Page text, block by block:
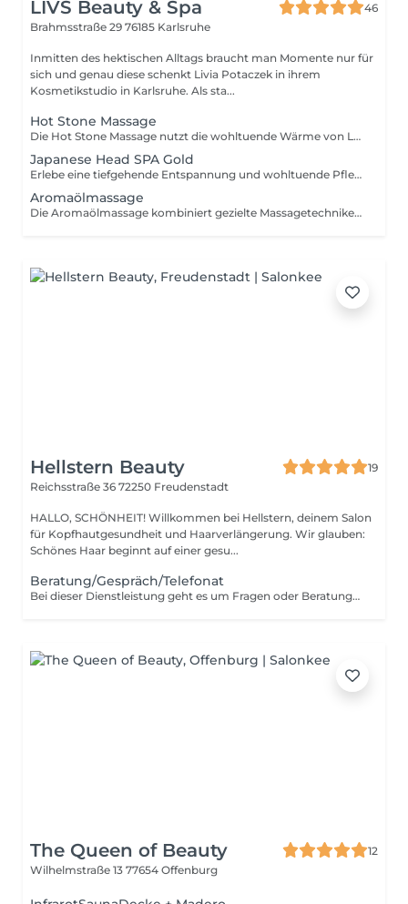
LIVS Beauty & Spa
46
Brahmsstraße 29 76185 Karlsruhe
Inmitten des hektischen Alltags braucht man Momente nur für
sich und genau diese schenkt Livia Potaczek in ihrem
Kosmetikstudio in Karlsruhe. Als sta...
Hot Stone Massage
Die Hot Stone Massage nutzt die wohltuende Wärme von Lavasteinen, um Verspannungen zu lösen und die Durchblutung zu fördern. Diese Behandlung bringt Körper und Geist in Balance und sorgt für tiefe Entspannung.
Japanese Head SPA Gold
Erlebe eine tiefgehende Entspannung und wohltuende Pflege mit dem Japanese Head SPA. Diese einzigartige Behandlung kombiniert sanfte Massagetechniken und pflegende Essenzen, um Verspannungen zu lösen, die Kopfhaut zu revitalisieren und das Haar zu stärken. Ein Verwöhnmoment für Körper und Geist für gesunde Kopfhaut und seidig glänzendes Haar. - Therapie mit ausgewähltem Aroma - Hochfrequenztherapie - Kopfmassagen - Intensive Kopfhaut Reinigung mit Dampf - Haarwäsche - Haarmaske / Conditioner - Schulter- & Nackenmassage - Gesichtsmassage & Maske - Hals- & Dekolleté-Schäumereinigung - Föhnstation vor Ort - Abschlusspflege - Ausklang mit Tee/ Wasser
Aromaölmassage
Die Aromaölmassage kombiniert gezielte Massagetechniken mit hochwertigen ätherischen Ölen, um Körper und Geist zu entspannen. Diese Behandlung fördert das Wohlbefinden, lindert Verspannungen und verwöhnt die Sinne mit angenehmen Düften.
Hellstern Beauty
19
Reichsstraße 36 72250 Freudenstadt
HALLO, SCHÖNHEIT! Willkommen bei Hellstern, deinem Salon
für Kopfhautgesundheit und Haarverlängerung. Wir glauben:
Schönes Haar beginnt auf einer gesu...
Beratung/Gespräch/Telefonat
Bei dieser Dienstleistung geht es um Fragen oder Beratungen, die man an uns hat. bei der Onlinebuchung Telefonnummer hinterlassen und wir rufen um die Uhrzeit zurück auf welche der Termin gebucht wurde.
The Queen of Beauty
12
Wilhelmstraße 13 77654 Offenburg